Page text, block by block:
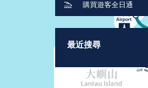
購買遊客全日通
最近搜尋